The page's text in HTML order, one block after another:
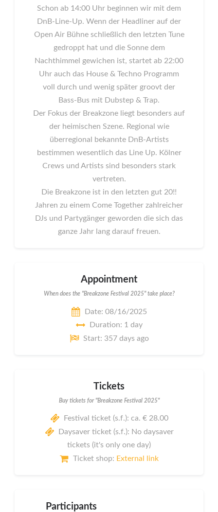
Schon ab 14:00 Uhr beginnen wir mit dem
DnB-Line-Up. Wenn der Headliner auf der
Open Air Bühne schließlich den letzten Tune
gedroppt hat und die Sonne dem
Nachthimmel gewichen ist, startet ab 22:00
Uhr auch das House & Techno Programm
voll durch und wenig später groovt der
Bass-Bus mit Dubstep & Trap.
Der Fokus der Breakzone liegt besonders auf
der heimischen Szene. Regional wie
überregional bekannte DnB-Artists
bestimmen wesentlich das Line Up. Kölner
Crews und Artists sind besonders stark
vertreten.
Die Breakzone ist in den letzten gut 20!!
Jahren zu einem Come Together zahlreicher
DJs und Partygänger geworden die sich das
ganze Jahr lang darauf freuen.
Appointment
When does the "Breakzone Festival 2025" take place?
Date: 08/16/2025
Duration: 1 day
Start: 357 days ago
Tickets
Buy tickets for "Breakzone Festival 2025"
Festival ticket (s.f.): ca. € 28.00
Daysaver ticket (s.f.): No daysaver
tickets (it's only one day)
Ticket shop: External link
Participants